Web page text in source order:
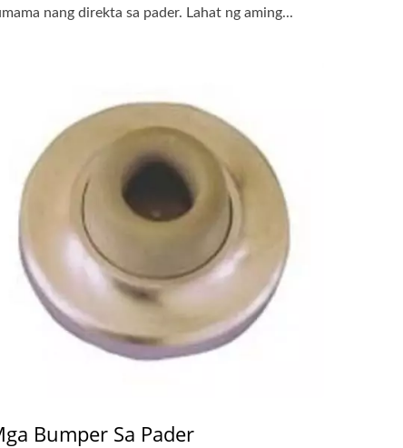
nang direkta sa pader. Lahat ng aming...
Bumper Sa Pader